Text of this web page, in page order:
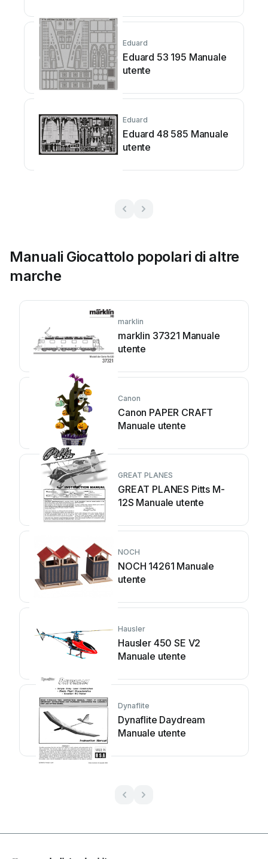
Eduard
Eduard 53 195 Manuale
utente
Eduard
Eduard 48 585 Manuale
utente
Manuali Giocattolo popolari di altre
marche
marklin
marklin 37321 Manuale
utente
Canon
Canon PAPER CRAFT
Manuale utente
GREAT PLANES
GREAT PLANES Pitts M-
12S Manuale utente
NOCH
NOCH 14261 Manuale
utente
Hausler
Hausler 450 SE V2
Manuale utente
Dynaflite
Dynaflite Daydream
Manuale utente